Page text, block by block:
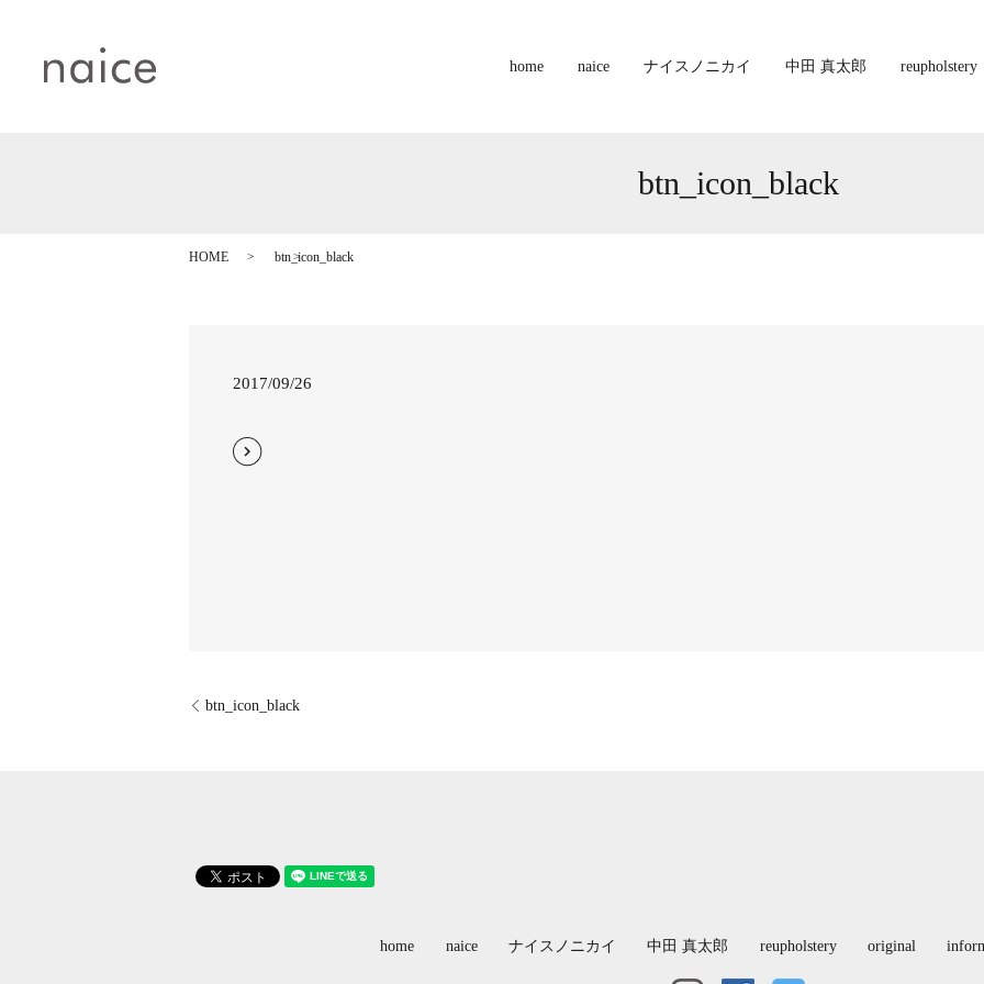
home naice ナイスノニカイ 中田 真太郎 reupholstery
btn_icon_black
HOME btn_icon_black
2017/09/26
btn_icon_black
home naice ナイスノニカイ 中田 真太郎 reupholstery original